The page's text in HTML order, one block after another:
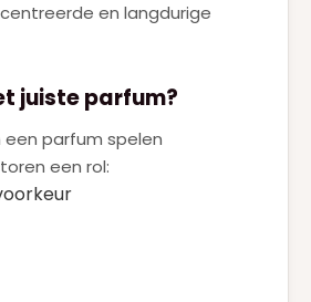
en langdurige
juiste parfum?
een parfum spelen
een rol: